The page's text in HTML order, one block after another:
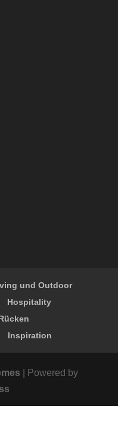
und Outdoor
Hospitality
Inspiration
| Powered by